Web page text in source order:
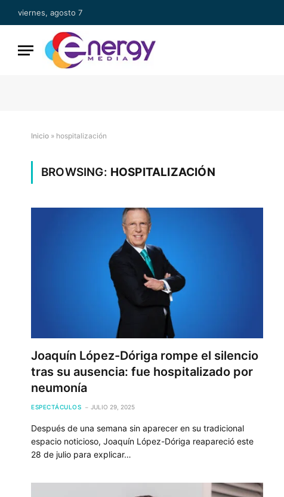
viernes, agosto 7
Inicio » hospitalización
BROWSING: HOSPITALIZACIÓN
Joaquín López-Dóriga rompe el silencio
tras su ausencia: fue hospitalizado por
neumonía
ESPECTÁCULOS JULIO 29, 2025
Después de una semana sin aparecer en su tradicional
espacio noticioso, Joaquín López-Dóriga reapareció este
28 de julio para explicar…